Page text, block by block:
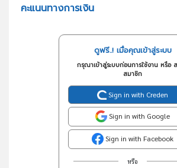
คะแนนทางการเงิน
ดูฟรี..! เมื่อคุณเข้าสู่ระบบ
กรุณาเข้าสู่ระบบก่อนการใช้งาน หรือ
สมาชิก
Sign in with Creden
Sign in with Google
Sign in with Facebook
หรือ